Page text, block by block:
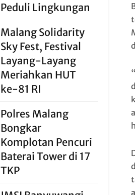
Peduli Lingkungan
Malang Solidarity
Sky Fest, Festival
Layang-Layang
Meriahkan HUT
ke-81 RI
Polres Malang
Bongkar
Komplotan Pencuri
Baterai Tower di 17
TKP